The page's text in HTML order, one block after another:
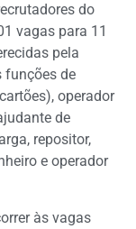
do
vagas para 11
pela
funções de
operador
de
repositor,
e operador
às vagas